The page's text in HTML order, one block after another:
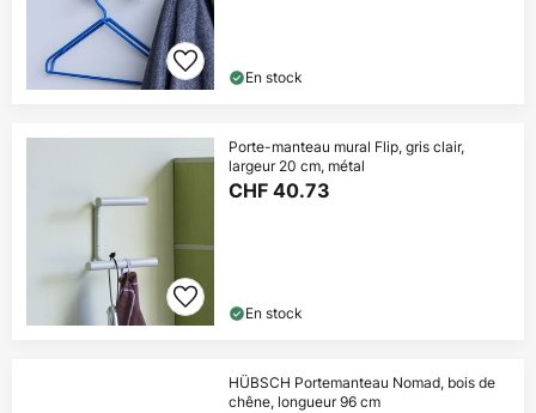
En stock
Porte-manteau mural Flip, gris clair,
largeur 20 cm, métal
CHF 40.73
En stock
HÜBSCH Portemanteau Nomad, bois de
chêne, longueur 96 cm